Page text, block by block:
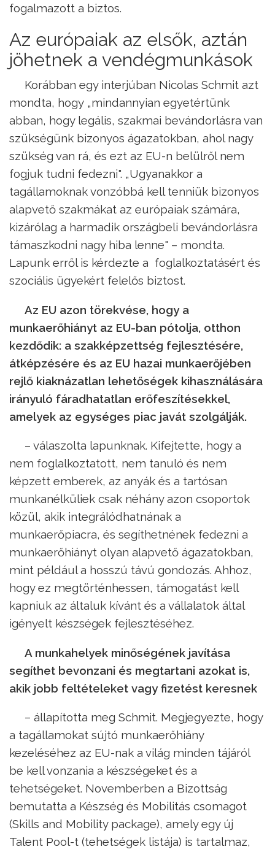
fogalmazott a biztos.
Az európaiak az elsők, aztán
jöhetnek a vendégmunkások
Korábban egy interjúban Nicolas Schmit azt
mondta, hogy „mindannyian egyetértünk
abban, hogy legális, szakmai bevándorlásra van
szükségünk bizonyos ágazatokban, ahol nagy
szükség van rá, és ezt az EU-n belülről nem
fogjuk tudni fedezni". „Ugyanakkor a
tagállamoknak vonzóbbá kell tenniük bizonyos
alapvető szakmákat az európaiak számára,
kizárólag a harmadik országbeli bevándorlásra
támaszkodni nagy hiba lenne" – mondta.
Lapunk erről is kérdezte a foglalkoztatásért és
szociális ügyekért felelős biztost.
Az EU azon törekvése, hogy a
munkaerőhiányt az EU-ban pótolja, otthon
kezdődik: a szakképzettség fejlesztésére,
átképzésére és az EU hazai munkaerőjében
rejlő kiaknázatlan lehetőségek kihasználására
irányuló fáradhatatlan erőfeszítésekkel,
amelyek az egységes piac javát szolgálják.
– válaszolta lapunknak. Kifejtette, hogy a
nem foglalkoztatott, nem tanuló és nem
képzett emberek, az anyák és a tartósan
munkanélküliek csak néhány azon csoportok
közül, akik integrálódhatnának a
munkaerőpiacra, és segíthetnének fedezni a
munkaerőhiányt olyan alapvető ágazatokban,
mint például a hosszú távú gondozás. Ahhoz,
hogy ez megtörténhessen, támogatást kell
kapniuk az általuk kívánt és a vállalatok által
igényelt készségek fejlesztéséhez.
A munkahelyek minőségének javítása
segíthet bevonzani és megtartani azokat is,
akik jobb feltételeket vagy fizetést keresnek
– állapította meg Schmit. Megjegyezte, hogy
a tagállamokat sújtó munkaerőhiány
kezeléséhez az EU-nak a világ minden tájáról
be kell vonzania a készségeket és a
tehetségeket. Novemberben a Bizottság
bemutatta a Készség és Mobilitás csomagot
(Skills and Mobility package), amely egy új
Talent Pool-t (tehetségek listája) is tartalmaz,